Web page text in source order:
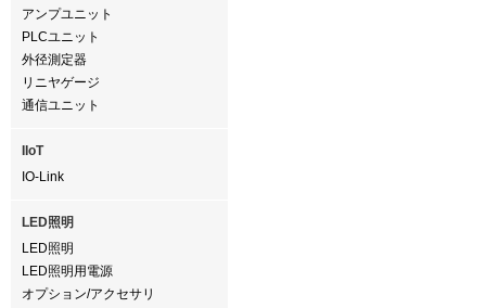
アンプユニット
PLCユニット
外径測定器
リニヤゲージ
通信ユニット
IIoT
IO-Link
LED照明
LED照明
LED照明用電源
オプション/アクセサリ